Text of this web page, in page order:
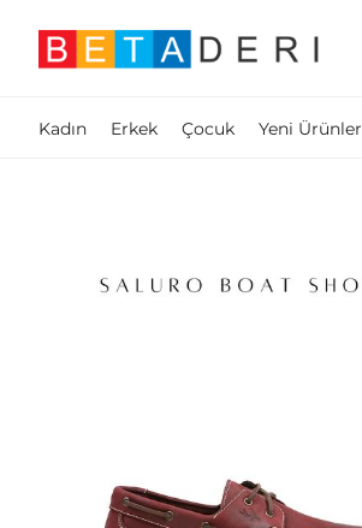
Kadın Erkek Çocuk Yeni Ürünler